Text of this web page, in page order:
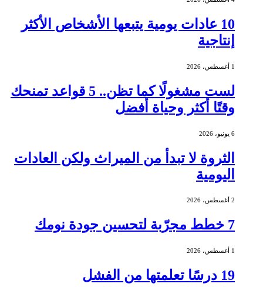
10 عادات يومية يتبعها الأشخاص الأكثر
إنتاجية
1 أغسطس، 2026
لست مشغولًا كما تظن.. 5 قواعد تمنحك
وقتًا أكثر وحياة أفضل
6 يونيو، 2026
الثروة لا تبدأ من الميراث ولكن العادات
اليومية
2 أغسطس، 2026
7 خطط مجرّبة لتحسين جودة نومك
1 أغسطس، 2026
19 درسًا تعلمتها من الفشل